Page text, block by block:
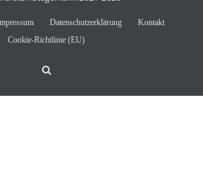
Datenschutzerklärung
Kontakt
Cookie-Richtlinie (EU)